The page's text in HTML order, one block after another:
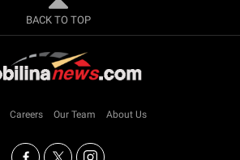
BACK TO TOP
Careers Our Team About Us